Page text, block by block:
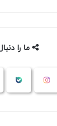
ما را
آپارات اینستاگرام